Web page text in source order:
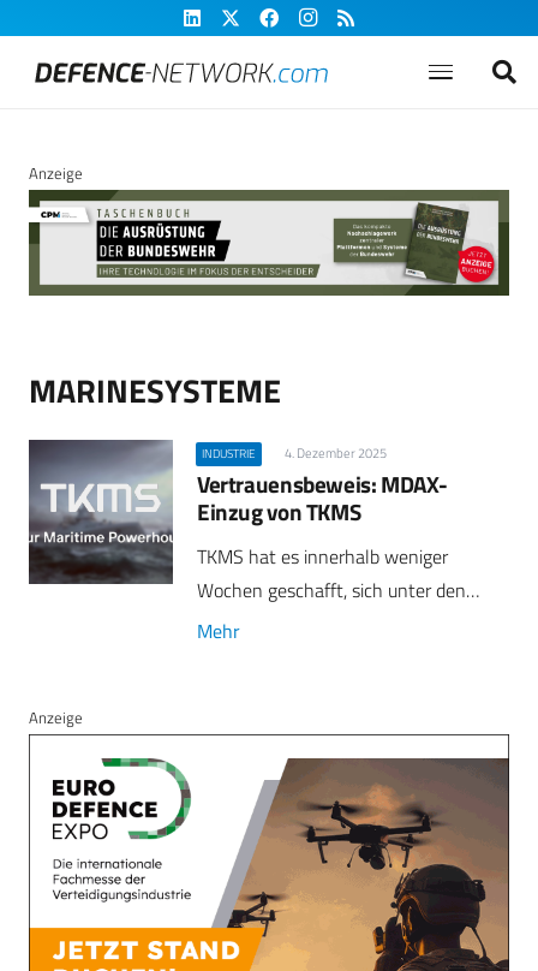
Anzeige
MARINESYSTEME
INDUSTRIE 4. Dezember 2025
Vertrauensbeweis: MDAX-
Einzug von TKMS
TKMS hat es innerhalb weniger
Wochen geschafft, sich unter den…
Mehr
Anzeige